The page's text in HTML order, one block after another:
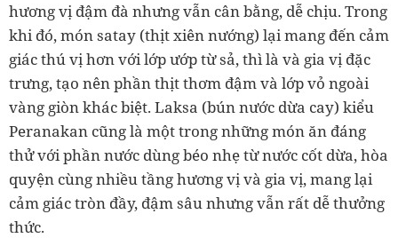
hương vị đậm đà nhưng vẫn cân bằng, dễ chịu. Trong
khi đó, món satay (thịt xiên nướng) lại mang đến cảm
giác thú vị hơn với lớp ướp từ sả, thì là và gia vị đặc
trưng, tạo nên phần thịt thơm đậm và lớp vỏ ngoài
vàng giòn khác biệt. Laksa (bún nước dừa cay) kiểu
Peranakan cũng là một trong những món ăn đáng
thử với phần nước dùng béo nhẹ từ nước cốt dừa, hòa
quyện cùng nhiều tầng hương vị và gia vị, mang lại
cảm giác tròn đầy, đậm sâu nhưng vẫn rất dễ thưởng
thức.